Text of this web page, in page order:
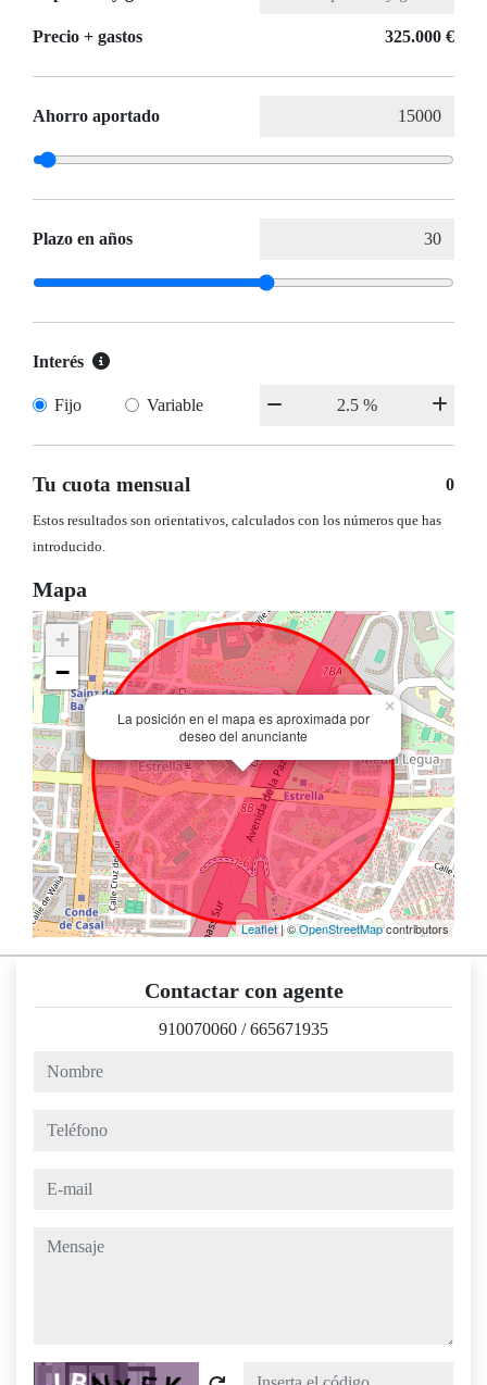
Precio + gastos 325.000 €
Ahorro aportado
Plazo en años
Interés
Fijo Variable
Tu cuota mensual 0
Estos resultados son orientativos, calculados con los números que has
introducido.
Mapa
La posición en el mapa es aproximada por
deseo del anunciante
×
+
−
Leaflet| ©OpenStreetMapcontributors
Contactar con agente
910070060 /665671935
nombre
teléfono
e-mail
mensaje
Captcha